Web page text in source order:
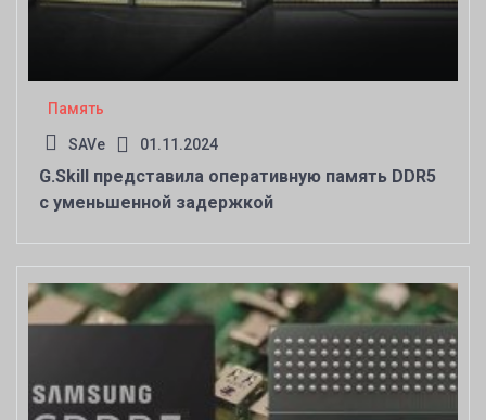
Память
SAVe 01.11.2024
G.Skill представила оперативную память DDR5
с уменьшенной задержкой